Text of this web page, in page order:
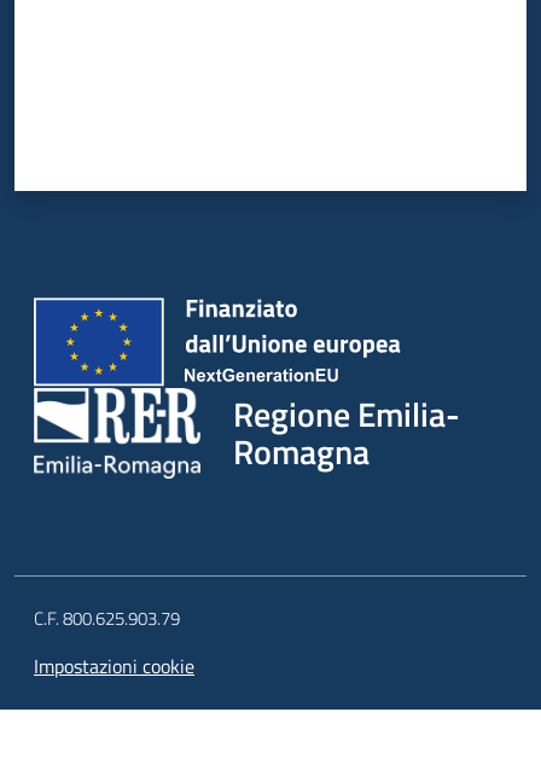
Regione Emilia-
Romagna
C.F. 800.625.903.79
Impostazioni cookie